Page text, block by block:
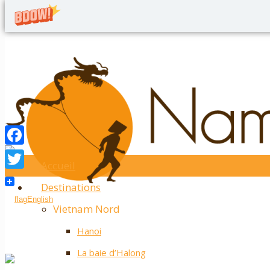
English
Accueil
Destinations
Vietnam Nord
Hanoi
La baie d’Halong
Facebook
Twitter